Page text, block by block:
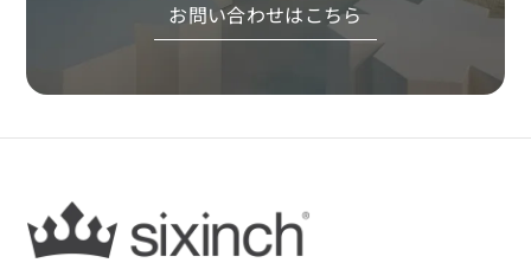
お問い合わせはこちら